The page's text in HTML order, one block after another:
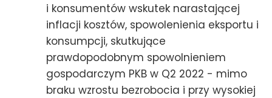
i konsumentów wskutek narastającej
inflacji kosztów, spowolenienia eksportu i
konsumpcji, skutkujące
prawdopodobnym spowolnieniem
gospodarczym PKB w Q2 2022 - mimo
braku wzrostu bezrobocia i przy wysokiej